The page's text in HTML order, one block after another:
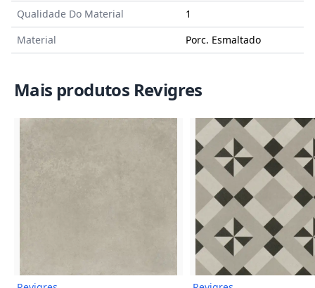
Qualidade Do Material
1
Material
Porc. Esmaltado
Mais produtos Revigres
Imagem do Produto